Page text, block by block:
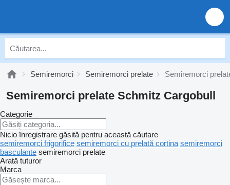
Semiremorci Semiremorci prelate Semiremorci
Semiremorci prelate Schmitz Cargobull
Categorie
Nicio înregistrare găsită pentru această căutare
semiremorci frigorifice semiremorci cu prelată cortina semiremorci
basculante semiremorci prelate
Arată tuturor
Marca